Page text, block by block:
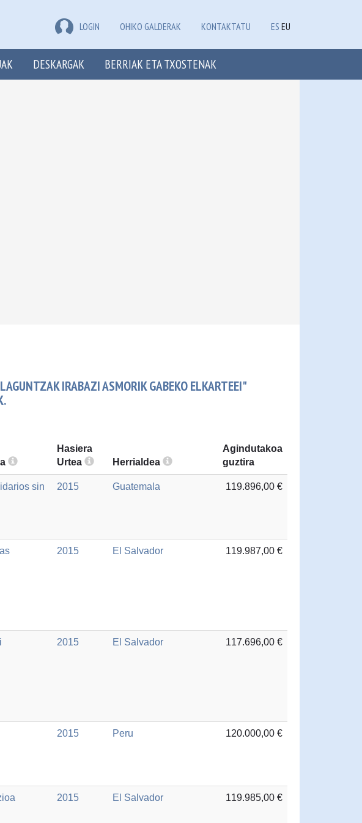
LOGIN OHIKO GALDERAK KONTAKTATU ES EU
DESKARGAK BERRIAK ETA TXOSTENAK
IRABAZI ASMORIK GABEKO ELKARTEEI"
Hasiera
Urtea
Herrialdea
Agindutakoa
guztira
sin
2015 Guatemala 119.896,00 €
2015 El Salvador 119.987,00 €
2015 El Salvador 117.696,00 €
2015 Peru 120.000,00 €
2015 El Salvador 119.985,00 €